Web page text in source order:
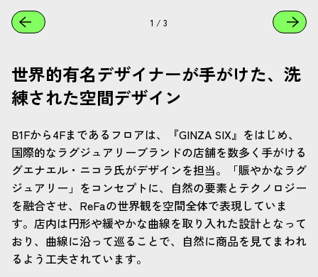
1 / 3
世界的有名デザイナーが手がけた、洗
練された空間デザイン
B1Fから4Fまであるフロアは、『GINZA SIX』をはじめ、
国際的なラグジュアリーブランドの店舗を数多く手がける
グエナエル・ニコラ氏がデザインを担当。「賑やかなラグ
ジュアリー」をコンセプトに、自然の要素とテクノロジー
を融合させ、ReFaの世界観を空間全体で表現していま
す。店内は円形や緩やかな曲線を取り入れた設計となって
おり、曲線に沿って巡ることで、自然に商品を見てまわれ
るよう工夫されています。